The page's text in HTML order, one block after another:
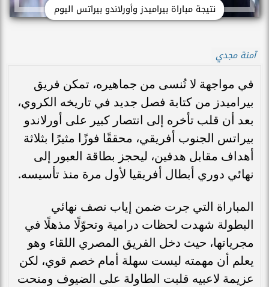
نتيجة مباراة بيراميدز وأورلاندو بيراتس اليوم
آمنة مجدي
في مواجهة لا تُنسى من جماهيره، تمكن فريق
بيراميدز من كتابة فصل جديد في تاريخه الكروي،
بعد أن قلب تأخره إلى انتصار كبير على أورلاندو
بيراتس الجنوب أفريقي، محققًا فوزًا مثيرًا بثلاثة
أهداف مقابل هدفين، ليحجز بطاقة العبور إلى
نهائي دوري أبطال أفريقيا لأول مرة منذ تأسيسه.
المباراة التي جرت ضمن إياب نصف نهائي
البطولة شهدت لحظات درامية وتحوّلًا مذهلًا في
مجرياتها، حيث دخل الفريق المصري اللقاء وهو
يعلم أن مهمته ليست سهلة أمام خصم قوي، لكن
عزيمة لاعبيه قلبت الطاولة على الضيوف ومنحت